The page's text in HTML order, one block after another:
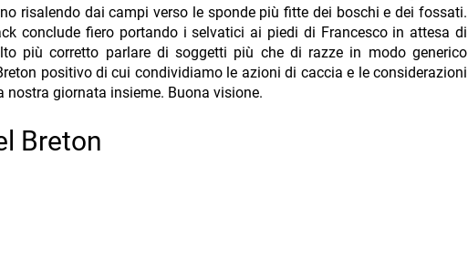
risalendo dai campi verso le sponde più fitte dei boschi e dei fossati.
conclude fiero portando i selvatici ai piedi di Francesco in attesa di
più corretto parlare di soggetti più che di razze in modo generico
positivo di cui condividiamo le azioni di caccia e le considerazioni
giornata insieme. Buona visione.
Breton